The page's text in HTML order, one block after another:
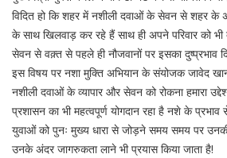
विदित हो कि शहर में नशीली दवाओं के सेवन से शहर के
के साथ खिलवाड़ कर रहे हैं साथ ही अपने परिवार को
सेवन से वक़्त से पहले ही नौजवानों पर इसका दुष्प्रभाव
इस विषय पर नशा मुक्ति अभियान के संयोजक जावेद
नशीली दवाओं के व्यापार और सेवन को रोकना हमारा
प्रशासन का भी महत्वपूर्ण योगदान रहा है नशे के
युवाओं को पुनः मुख्य धारा से जोड़ने समय समय पर
उनके अंदर जागरुकता लाने भी प्रयास किया जाता है!